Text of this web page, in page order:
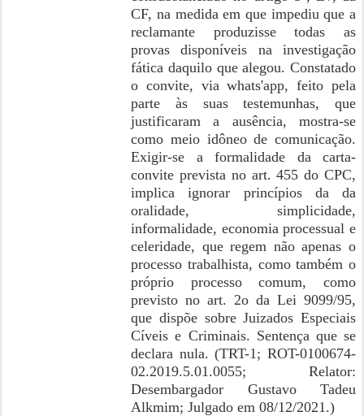
CF, na medida em que impediu que a
reclamante produzisse todas as
provas disponíveis na investigação
fática daquilo que alegou. Constatado
o convite, via whats'app, feito pela
parte às suas testemunhas, que
justificaram a ausência, mostra-se
como meio idôneo de comunicação.
Exigir-se a formalidade da carta-
convite prevista no art. 455 do CPC,
implica ignorar princípios da da
oralidade, simplicidade,
informalidade, economia processual e
celeridade, que regem não apenas o
processo trabalhista, como também o
próprio processo comum, como
previsto no art. 2o da Lei 9099/95,
que dispõe sobre Juizados Especiais
Cíveis e Criminais. Sentença que se
declara nula. (TRT-1; ROT-0100674-
02.2019.5.01.0055; Relator:
Desembargador Gustavo Tadeu
Alkmim; Julgado em 08/12/2021.)